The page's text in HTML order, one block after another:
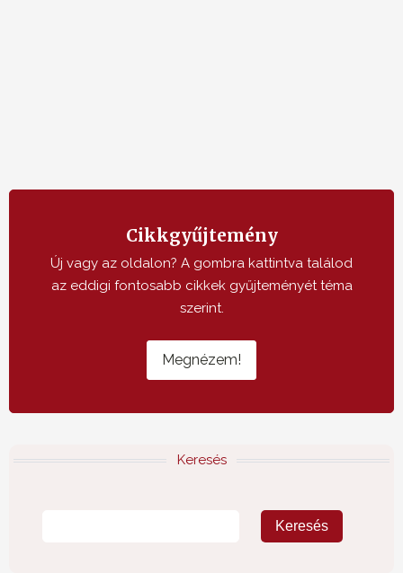
Cikkgyűjtemény
Új vagy az oldalon? A gombra kattintva találod
az eddigi fontosabb cikkek gyűjteményét téma
szerint.
Megnézem!
Keresés